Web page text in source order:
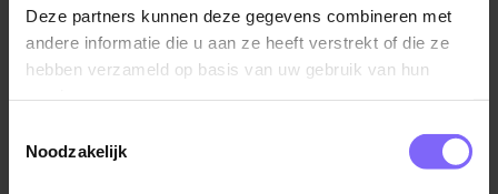
Deze partners kunnen deze gegevens combineren met
andere informatie die u aan ze heeft verstrekt of die ze
hebben verzameld op basis van uw gebruik van hun
Noodzakelijk
verleent verpleegkundige zorg en past klinisch
redeneren toe;
levert een bijdrage aan het zorgplan;
Brunssum
Verpleegkundige bij woonzorgcentrum
Koepelhof